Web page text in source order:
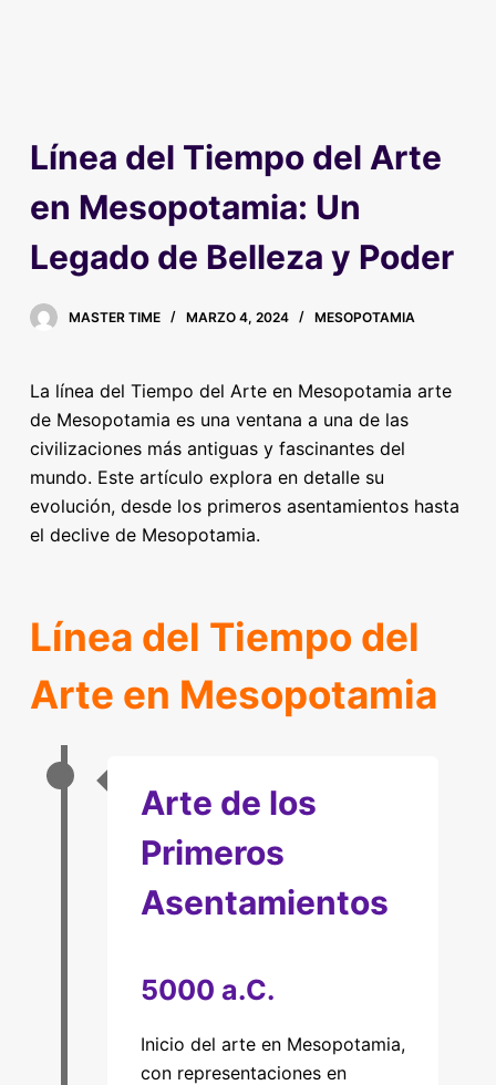
Línea del Tiempo del Arte
en Mesopotamia: Un
Legado de Belleza y Poder
MASTER TIME MARZO 4, 2024 MESOPOTAMIA
La línea del Tiempo del Arte en Mesopotamia arte
de Mesopotamia es una ventana a una de las
civilizaciones más antiguas y fascinantes del
mundo. Este artículo explora en detalle su
evolución, desde los primeros asentamientos hasta
el declive de Mesopotamia.
Línea del Tiempo del
Arte en Mesopotamia
Arte de los
Primeros
Asentamientos
5000 a.C.
Inicio del arte en Mesopotamia,
con representaciones en